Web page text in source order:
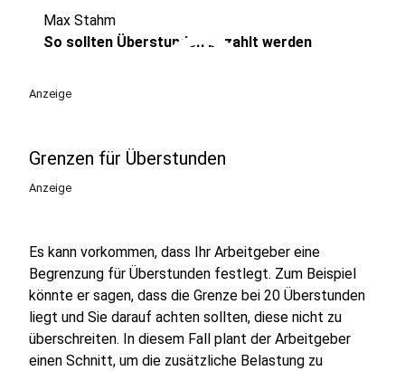
play_circle
Max Stahm
So sollten Überstunden bezahlt werden
Anzeige
Grenzen für Überstunden
Anzeige
Es kann vorkommen, dass Ihr Arbeitgeber eine
Begrenzung für Überstunden festlegt. Zum Beispiel
könnte er sagen, dass die Grenze bei 20 Überstunden
liegt und Sie darauf achten sollten, diese nicht zu
überschreiten. In diesem Fall plant der Arbeitgeber
einen Schnitt, um die zusätzliche Belastung zu